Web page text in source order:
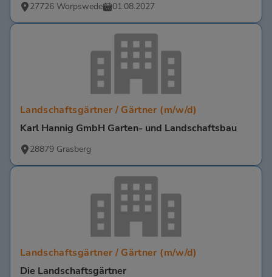
27726 Worpswede 01.08.2027
Landschaftsgärtner / Gärtner (m/w/d)
Karl Hannig GmbH Garten- und Landschaftsbau
28879 Grasberg
Landschaftsgärtner / Gärtner (m/w/d)
Die Landschaftsgärtner